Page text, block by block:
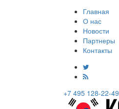
Главная
О нас
Новости
Партнеры
Контакты
+7 495 128-22-49